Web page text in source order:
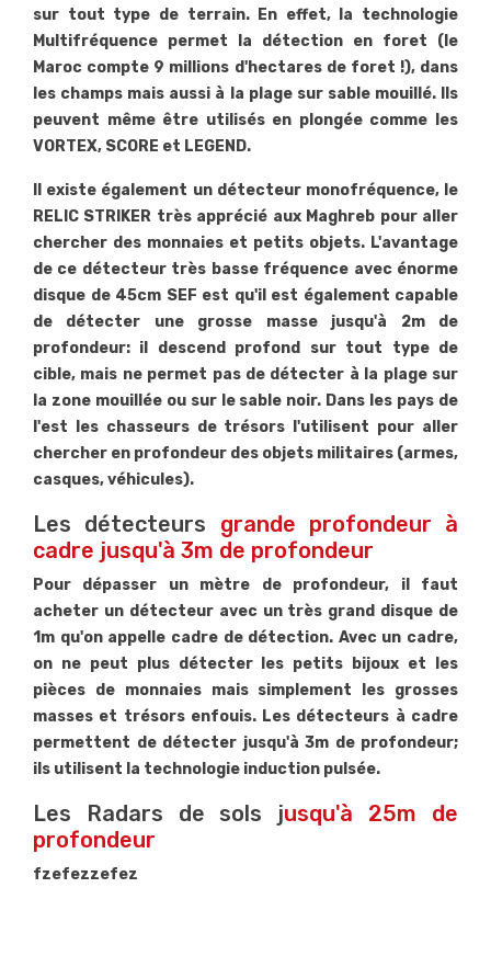
sur tout type de terrain. En effet, la technologie
Multifréquence permet la détection en foret (le
Maroc compte 9 millions d'hectares de foret !), dans
les champs mais aussi à la plage sur sable mouillé. Ils
peuvent même être utilisés en plongée comme les
VORTEX, SCORE et LEGEND.
Il existe également un détecteur monofréquence, le
RELIC STRIKER très apprécié aux Maghreb pour aller
chercher des monnaies et petits objets. L'avantage
de ce détecteur très basse fréquence avec énorme
disque de 45cm SEF est qu'il est également capable
de détecter une grosse masse jusqu'à 2m de
profondeur: il descend profond sur tout type de
cible, mais ne permet pas de détecter à la plage sur
la zone mouillée ou sur le sable noir. Dans les pays de
l'est les chasseurs de trésors l'utilisent pour aller
chercher en profondeur des objets militaires (armes,
casques, véhicules).
Les détecteurs grande profondeur à
cadre jusqu'à 3m de profondeur
Pour dépasser un mètre de profondeur, il faut
acheter un détecteur avec un très grand disque de
1m qu'on appelle cadre de détection. Avec un cadre,
on ne peut plus détecter les petits bijoux et les
pièces de monnaies mais simplement les grosses
masses et trésors enfouis. Les détecteurs à cadre
permettent de détecter jusqu'à 3m de profondeur;
ils utilisent la technologie induction pulsée.
Les Radars de sols jusqu'à 25m de
profondeur
fzefezzefez